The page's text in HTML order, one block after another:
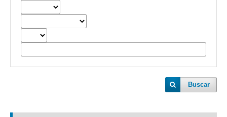
Buscar